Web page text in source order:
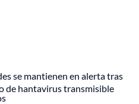
se mantienen en alerta tras
de hantavirus transmisible